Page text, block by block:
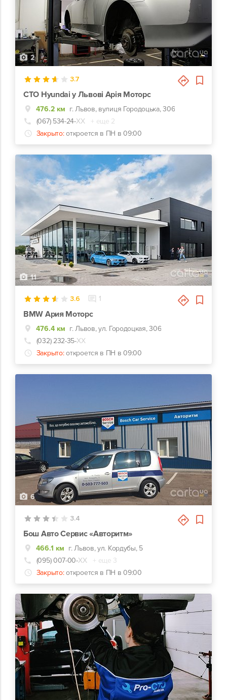
2
3.7
СТО Hyundai у Львові Арія Моторс
476.2 км г. Львов, вулиця Городоцька, 306
(067) 534-24-ХХ
+ еще 2
Закрыто: откроется в ПН в 09:00
11
3.6 1
BMW Ария Моторс
476.4 км г. Львов, ул. Городоцкая, 306
(032) 232-35-ХХ
Закрыто: откроется в ПН в 09:00
6
3.4
Бош Авто Сервис «Авторитм»
466.1 км г. Львов, ул. Кордубы, 5
(095) 007-00-ХХ
+ еще 3
Закрыто: откроется в ПН в 09:00